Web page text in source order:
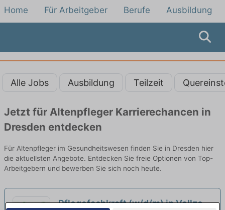
Home Für Arbeitgeber Berufe Ausbildung
Alle Jobs Ausbildung Teilzeit
Jetzt für Altenpfleger Karrierechancen in
Dresden entdecken
Für Altenpfleger im Gesundheitswesen finden Sie in Dresden hier
die aktuellsten Angebote. Entdecken Sie freie Optionen von Top-
Arbeitgebern und bewerben Sie sich noch heute.
Pflegefachkraft (w/d/m) in Vollzeit